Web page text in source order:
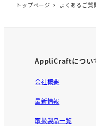
o
トップページ よくあるご質
AppliCraftについ
会社概要
最新情報
取扱製品一覧